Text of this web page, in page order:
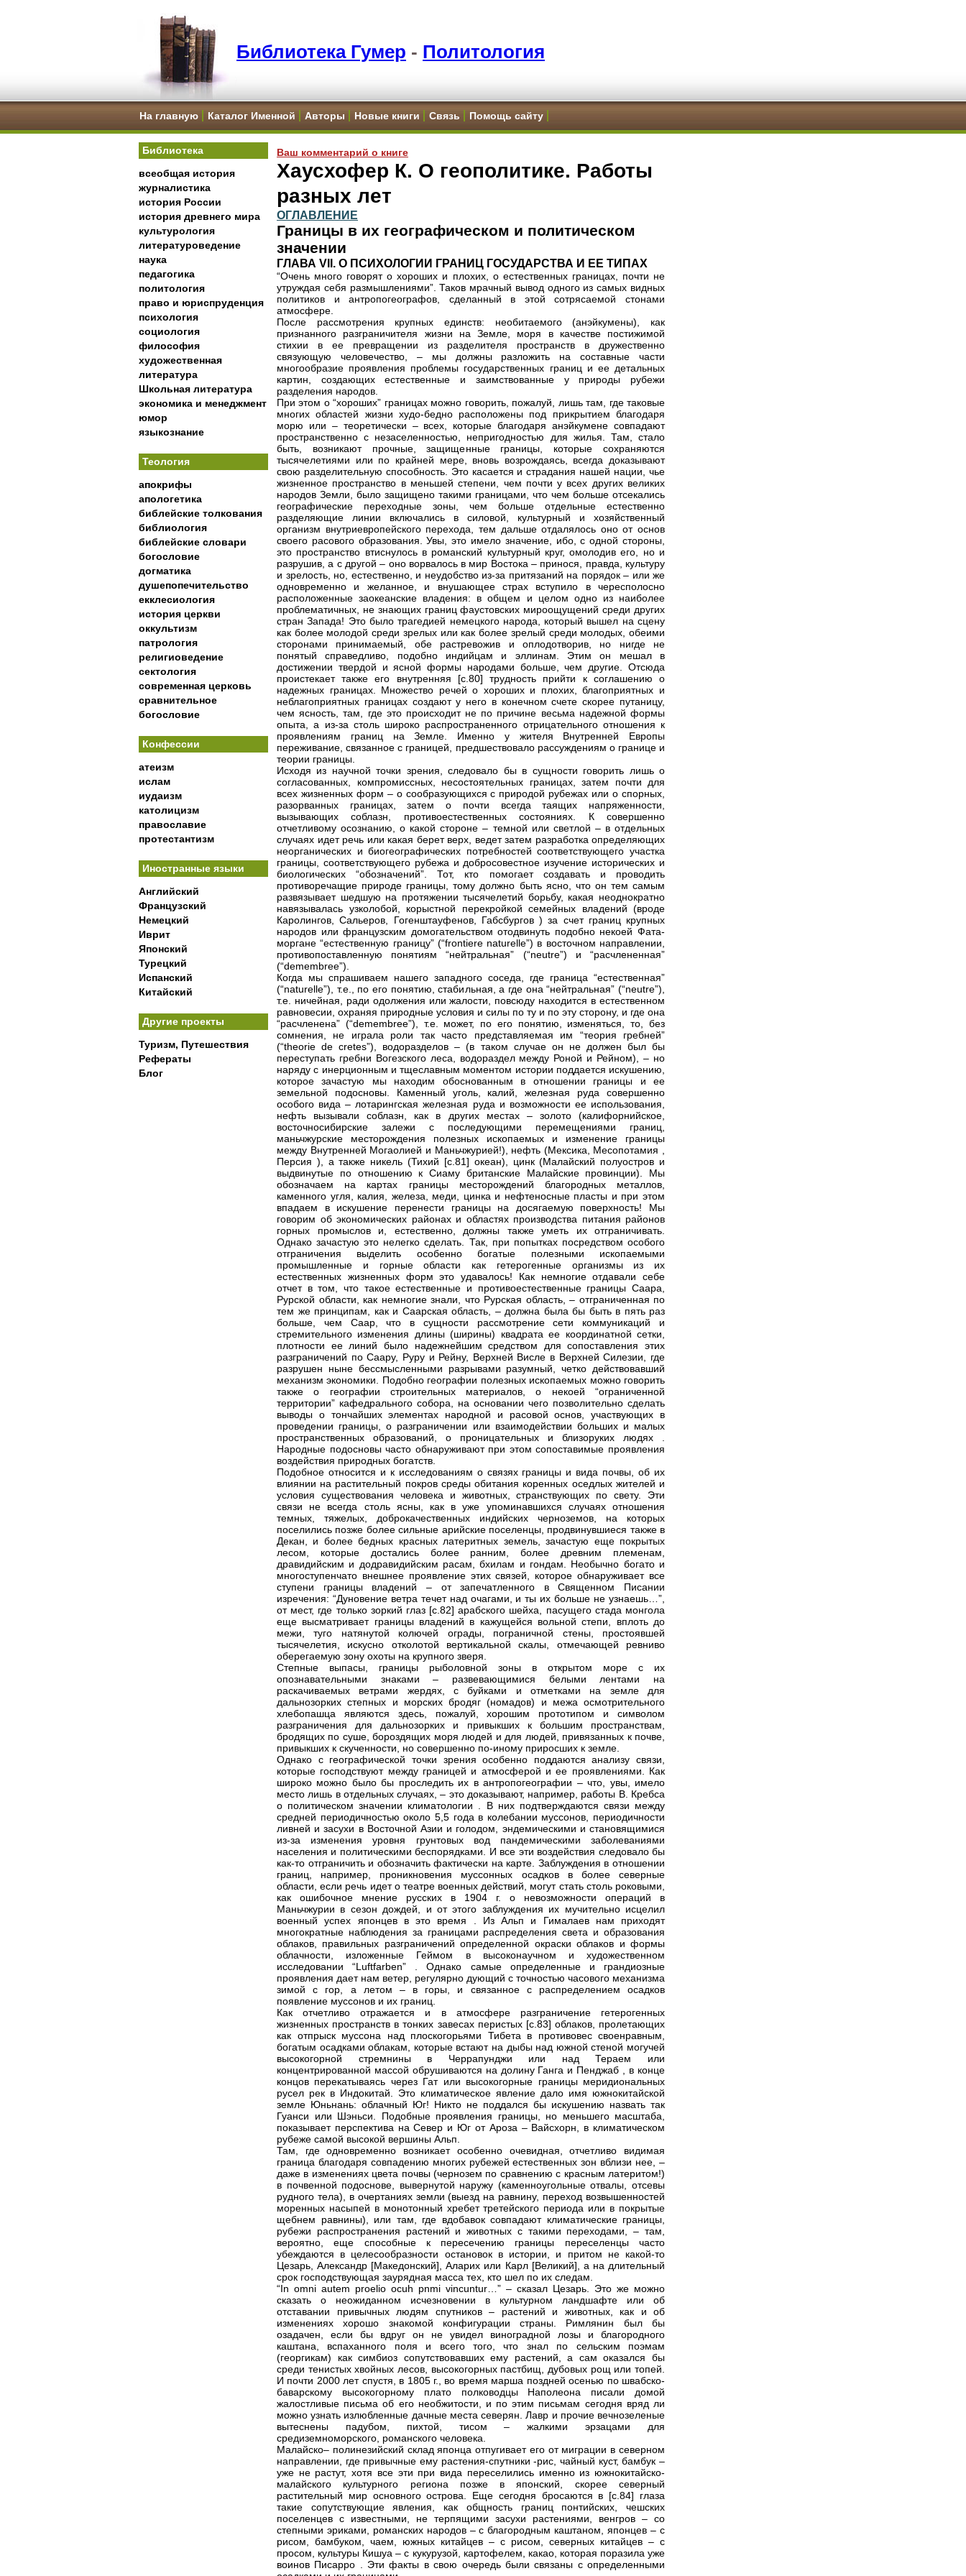
Библиотека Гумер - Политология
На главную Каталог Именной Авторы Новые книги Связь Помощь сайту
Библиотека
всеобщая история
журналистика
история России
история древнего мира
культурология
литературоведение
наука
педагогика
политология
право и юриспруденция
психология
социология
философия
художественная
литература
Школьная литература
экономика и менеджмент
юмор
языкознание
Теология
апокрифы
апологетика
библейские толкования
библиология
библейские словари
богословие
догматика
душепопечительство
екклесиология
история церкви
оккультизм
патрология
религиоведение
сектология
современная церковь
сравнительное
богословие
Конфессии
атеизм
ислам
иудаизм
католицизм
православие
протестантизм
Иностранные языки
Английский
Французский
Немецкий
Иврит
Японский
Турецкий
Испанский
Китайский
Другие проекты
Туризм, Путешествия
Рефераты
Блог
Ваш комментарий о книге
Хаусхофер К. О геополитике. Работы
разных лет
ОГЛАВЛЕНИЕ
Границы в их географическом и политическом
значении
ГЛАВА VII. О ПСИХОЛОГИИ ГРАНИЦ ГОСУДАРСТВА И ЕЕ ТИПАХ
“Очень много говорят о хороших и плохих, о естественных границах, почти не
утруждая себя размышлениями”. Таков мрачный вывод одного из самых видных
политиков и антропогеографов, сделанный в этой сотрясаемой стонами
атмосфере.
После рассмотрения крупных единств: необитаемого (анэйкумены), как
признанного разграничителя жизни на Земле, моря в качестве постижимой
стихии в ее превращении из разделителя пространств в дружественно
связующую человечество, – мы должны разложить на составные части
многообразие проявления проблемы государственных границ и ее детальных
картин, создающих естественные и заимствованные у природы рубежи
разделения народов.
При этом о “хороших” границах можно говорить, пожалуй, лишь там, где таковые
многих областей жизни худо-бедно расположены под прикрытием благодаря
морю или – теоретически – всех, которые благодаря анэйкумене совпадают
пространственно с незаселенностью, непригодностью для жилья. Там, стало
быть, возникают прочные, защищенные границы, которые сохраняются
тысячелетиями или по крайней мере, вновь возрождаясь, всегда доказывают
свою разделительную способность. Это касается и страдания нашей нации, чье
жизненное пространство в меньшей степени, чем почти у всех других великих
народов Земли, было защищено такими границами, что чем больше отсекались
географические переходные зоны, чем больше отдельные естественно
разделяющие линии включались в силовой, культурный и хозяйственный
организм внутриевропейского перехода, тем дальше отдалялось оно от основ
своего расового образования. Увы, это имело значение, ибо, с одной стороны,
это пространство втиснулось в романский культурный круг, омолодив его, но и
разрушив, а с другой – оно ворвалось в мир Востока – принося, правда, культуру
и зрелость, но, естественно, и неудобство из-за притязаний на порядок – или же
одновременно и желанное, и внушающее страх вступило в чересполосно
расположенные заокеанские владения: в общем и целом одно из наиболее
проблематичных, не знающих границ фаустовских мироощущений среди других
стран Запада! Это было трагедией немецкого народа, который вышел на сцену
как более молодой среди зрелых или как более зрелый среди молодых, обеими
сторонами принимаемый, обе растревожив и оплодотворив, но нигде не
понятый справедливо, подобно индийцам и эллинам. Этим он мешал в
достижении твердой и ясной формы народами больше, чем другие. Отсюда
проистекает также его внутренняя [с.80] трудность прийти к соглашению о
надежных границах. Множество речей о хороших и плохих, благоприятных и
неблагоприятных границах создают у него в конечном счете скорее путаницу,
чем ясность, там, где это происходит не по причине весьма надежной формы
опыта, а из-за столь широко распространенного отрицательного отношения к
проявлениям границ на Земле. Именно у жителя Внутренней Европы
переживание, связанное с границей, предшествовало рассуждениям о границе и
теории границы.
Исходя из научной точки зрения, следовало бы в сущности говорить лишь о
согласованных, компромиссных, несостоятельных границах, затем почти для
всех жизненных форм – о сообразующихся с природой рубежах или о спорных,
разорванных границах, затем о почти всегда таящих напряженности,
вызывающих соблазн, противоестественных состояниях. К совершенно
отчетливому осознанию, о какой стороне – темной или светлой – в отдельных
случаях идет речь или какая берет верх, ведет затем разработка определяющих
неорганических и биогеографических потребностей соответствующего участка
границы, соответствующего рубежа и добросовестное изучение исторических и
биологических “обозначений”. Тот, кто помогает создавать и проводить
противоречащие природе границы, тому должно быть ясно, что он тем самым
развязывает шедшую на протяжении тысячелетий борьбу, какая неоднократно
навязывалась узколобой, корыстной перекройкой семейных владений (вроде
Каролингов, Сальеров, Гогенштауфенов, Габсбургов ) за счет границ крупных
народов или французским домогательством отодвинуть подобно некоей Фата-
моргане “естественную границу” (“frontiere naturelle”) в восточном направлении,
противопоставленную понятиям “нейтральная” (“neutre”) и “расчлененная”
(“demembree”).
Когда мы спрашиваем нашего западного соседа, где граница “естественная”
(“naturelle”), т.е., по его понятию, стабильная, а где она “нейтральная” (“neutre”),
т.е. ничейная, ради одолжения или жалости, повсюду находится в естественном
равновесии, охраняя природные условия и силы по ту и по эту сторону, и где она
“расчленена” (“demembree”), т.е. может, по его понятию, изменяться, то, без
сомнения, не играла роли так часто представляемая им “теория гребней”
(“theorie de cretes”), водоразделов – (в таком случае он не должен был бы
переступать гребни Вогезского леса, водораздел между Роной и Рейном), – но
наряду с инерционным и тщеславным моментом истории поддается искушению,
которое зачастую мы находим обоснованным в отношении границы и ее
земельной подосновы. Каменный уголь, калий, железная руда совершенно
особого вида – лотарингская железная руда и возможности ее использования,
нефть вызывали соблазн, как в других местах – золото (калифорнийское,
восточносибирские залежи с последующими перемещениями границ,
маньчжурские месторождения полезных ископаемых и изменение границы
между Внутренней Могаолией и Маньчжурией!), нефть (Мексика, Месопотамия ,
Персия ), а также никель (Тихий [с.81] океан), цинк (Малайский полуостров и
выдвинутые по отношению к Сиаму британские Малайские провинции). Мы
обозначаем на картах границы месторождений благородных металлов,
каменного угля, калия, железа, меди, цинка и нефтеносные пласты и при этом
впадаем в искушение перенести границы на досягаемую поверхность! Мы
говорим об экономических районах и областях производства питания районов
горных промыслов и, естественно, должны также уметь их отграничивать.
Однако зачастую это нелегко сделать. Так, при попытках посредством особого
отграничения выделить особенно богатые полезными ископаемыми
промышленные и горные области как гетерогенные организмы из их
естественных жизненных форм это удавалось! Как немногие отдавали себе
отчет в том, что такое естественные и противоестественные границы Саара,
Рурской области, как немногие знали, что Рурская область, – отграниченная по
тем же принципам, как и Саарская область, – должна была бы быть в пять раз
больше, чем Саар, что в сущности рассмотрение сети коммуникаций и
стремительного изменения длины (ширины) квадрата ее координатной сетки,
плотности ее линий было надежнейшим средством для сопоставления этих
разграничений по Саару, Руру и Рейну, Верхней Висле в Верхней Силезии, где
разрушен ныне бессмысленными разрывами разумный, четко действовавший
механизм экономики. Подобно географии полезных ископаемых можно говорить
также о географии строительных материалов, о некоей “ограниченной
территории” кафедрального собора, на основании чего позволительно сделать
выводы о тончайших элементах народной и расовой основ, участвующих в
проведении границы, о разграничении или взаимодействии больших и малых
пространственных образований, о проницательных и близоруких людях .
Народные подосновы часто обнаруживают при этом сопоставимые проявления
воздействия природных богатств.
Подобное относится и к исследованиям о связях границы и вида почвы, об их
влиянии на растительный покров среды обитания коренных оседлых жителей и
условия существования человека и животных, странствующих по свету. Эти
связи не всегда столь ясны, как в уже упоминавшихся случаях отношения
темных, тяжелых, доброкачественных индийских черноземов, на которых
поселились позже более сильные арийские поселенцы, продвинувшиеся также в
Декан, и более бедных красных латеритных земель, зачастую еще покрытых
лесом, которые достались более ранним, более древним племенам,
дравидийским и додравидийским расам, бхилам и гондам. Необычно богато и
многоступенчато внешнее проявление этих связей, которое обнаруживает все
ступени границы владений – от запечатленного в Священном Писании
изречения: “Дуновение ветра течет над очагами, и ты их больше не узнаешь…”,
от мест, где только зоркий глаз [с.82] арабского шейха, пасущего стада монгола
еще высматривает границы владений в кажущейся вольной степи, вплоть до
межи, туго натянутой колючей ограды, пограничной стены, простоявшей
тысячелетия, искусно отколотой вертикальной скалы, отмечающей ревниво
оберегаемую зону охоты на крупного зверя.
Степные выпасы, границы рыболовной зоны в открытом море с их
опознавательными знаками – развевающимися белыми лентами на
раскачиваемых ветрами жердях, с буйками и отметками на земле для
дальнозорких степных и морских бродяг (номадов) и межа осмотрительного
хлебопашца являются здесь, пожалуй, хорошим прототипом и символом
разграничения для дальнозорких и привыкших к большим пространствам,
бродящих по суше, бороздящих моря людей и для людей, привязанных к почве,
привыкших к скученности, но совершенно по-иному приросших к земле.
Однако с географической точки зрения особенно поддаются анализу связи,
которые господствуют между границей и атмосферой и ее проявлениями. Как
широко можно было бы проследить их в антропогеографии – что, увы, имело
место лишь в отдельных случаях, – это доказывают, например, работы В. Кребса
о политическом значении климатологии . В них подтверждаются связи между
средней периодичностью около 5,5 года в колебании муссонов, периодичности
ливней и засухи в Восточной Азии и голодом, эндемическими и становящимися
из-за изменения уровня грунтовых вод пандемическими заболеваниями
населения и политическими беспорядками. И все эти воздействия следовало бы
как-то отграничить и обозначить фактически на карте. Заблуждения в отношении
границ, например, проникновения муссонных осадков в более северные
области, если речь идет о театре военных действий, могут стать столь роковыми,
как ошибочное мнение русских в 1904 г. о невозможности операций в
Маньчжурии в сезон дождей, и от этого заблуждения их мучительно исцелил
военный успех японцев в это время . Из Альп и Гималаев нам приходят
многократные наблюдения за границами распределения света и образования
облаков, правильных разграничений определенной окраски облаков и формы
облачности, изложенные Геймом в высоконаучном и художественном
исследовании “Luftfarben” . Однако самые определенные и грандиозные
проявления дает нам ветер, регулярно дующий с точностью часового механизма
зимой с гор, а летом – в горы, и связанное с распределением осадков
появление муссонов и их границ.
Как отчетливо отражается и в атмосфере разграничение гетерогенных
жизненных пространств в тонких завесах перистых [с.83] облаков, пролетающих
как отпрыск муссона над плоскогорьями Тибета в противовес своенравным,
богатым осадками облакам, которые встают на дыбы над южной стеной могучей
высокогорной стремнины в Черрапунджи или над Тераем или
концентрированной массой обрушиваются на долину Ганга и Пенджаб , в конце
концов перекатываясь через Гат или высокогорные границы меридиональных
русел рек в Индокитай. Это климатическое явление дало имя южнокитайской
земле Юньнань: облачный Юг! Никто не поддался бы искушению назвать так
Гуанси или Шэньси. Подобные проявления границы, но меньшего масштаба,
показывает перспектива на Север и Юг от Ароза – Вайсхорн, в климатическом
рубеже самой высокой вершины Альп.
Там, где одновременно возникает особенно очевидная, отчетливо видимая
граница благодаря совпадению многих рубежей естественных зон вблизи нее, –
даже в изменениях цвета почвы (чернозем по сравнению с красным латеритом!)
в почвенной подоснове, вывернутой наружу (каменноугольные отвалы, отсевы
рудного тела), в очертаниях земли (выезд на равнину, переход возвышенностей
моренных насыпей в монотонный хребет третейского периода или в покрытые
щебнем равнины), или там, где вдобавок совпадают климатические границы,
рубежи распространения растений и животных с такими переходами, – там,
вероятно, еще способные к пересечению границы переселенцы часто
убеждаются в целесообразности остановок в истории, и притом не какой-то
Цезарь, Александр [Македонский], Аларих или Карл [Великий], а на длительный
срок господствующая заурядная масса тех, кто шел по их следам.
“In omni autem proelio ocuh pnmi vincuntur…” – сказал Цезарь. Это же можно
сказать о неожиданном исчезновении в культурном ландшафте или об
отставании привычных людям спутников – растений и животных, как и об
изменениях хорошо знакомой конфигурации страны. Римлянин был бы
озадачен, если бы вдруг он не увидел виноградной лозы и благородного
каштана, вспаханного поля и всего того, что знал по сельским поэмам
(георгикам) как симбиоз сопутствовавших ему растений, а сам оказался бы
среди тенистых хвойных лесов, высокогорных пастбищ, дубовых рощ или топей.
И почти 2000 лет спустя, в 1805 г., во время марша поздней осенью по швабско-
баварскому высокогорному плато полководцы Наполеона писали домой
жалостливые письма об его необжитости, и по этим письмам сегодня вряд ли
можно узнать излюбленные дачные места северян. Лавр и прочие вечнозеленые
вытеснены падубом, пихтой, тисом – жалкими эрзацами для
средиземноморского, романского человека.
Малайско– полинезийский склад японца отпугивает его от миграции в северном
направлении, где привычные ему растения-спутники -рис, чайный куст, бамбук –
уже не растут, хотя все эти при вида переселились именно из южнокитайско-
малайского культурного региона позже в японский, скорее северный
растительный мир основного острова. Еще сегодня бросаются в [с.84] глаза
такие сопутствующие явления, как общность границ понтийских, чешских
поселенцев с известными, не терпящими засухи растениями, венгров – со
степными эриками, романских народов – с благородным каштаном, японцев – с
рисом, бамбуком, чаем, южных китайцев – с рисом, северных китайцев – с
просом, культуры Кишуа – с кукурузой, картофелем, какао, которая поразила уже
воинов Писарро . Эти факты в свою очередь были связаны с определенными